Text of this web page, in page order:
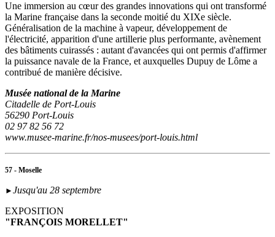
Une immersion au cœur des grandes innovations qui ont transformé
la Marine française dans la seconde moitié du XIXe siècle.
Généralisation de la machine à vapeur, développement de
l'électricité, apparition d'une artillerie plus performante, avènement
des bâtiments cuirassés : autant d'avancées qui ont permis d'affirmer
la puissance navale de la France, et auxquelles Dupuy de Lôme a
contribué de manière décisive.
Musée national de la Marine
Citadelle de Port-Louis
56290 Port-Louis
02 97 82 56 72
www.musee-marine.fr/nos-musees/port-louis.html
57 - Moselle
► Jusqu'au 28 septembre
EXPOSITION
"FRANÇOIS MORELLET"